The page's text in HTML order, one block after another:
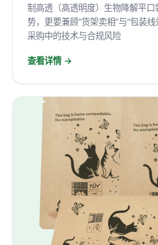
制高透（高透明度）生物降解平口
势，更要兼顾“货架卖相”与“包装
采购中的技术与合规风险
查看详情 →